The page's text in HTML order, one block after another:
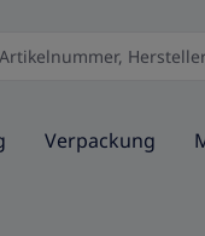
Verpackung